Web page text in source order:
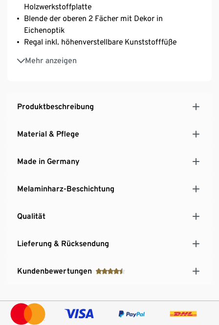
Holzwerkstoffplatte
Blende der oberen 2 Fächer mit Dekor in
Eichenoptik
Regal inkl. höhenverstellbare Kunststofffüße
Mehr anzeigen
Inkl. Wandbefestigung für einen sicheren Stand
MADE IN GERMANY
Produktbeschreibung
Material & Pflege
Made in Germany
Melaminharz-Beschichtung
Qualität
Lieferung & Rücksendung
Kundenbewertungen